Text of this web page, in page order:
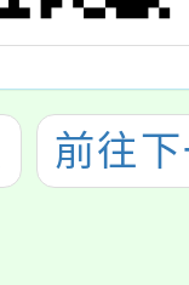
前往